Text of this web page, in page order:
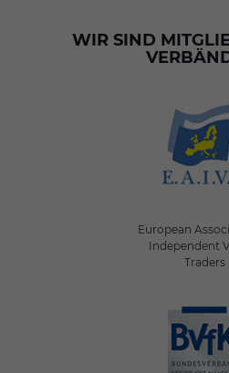
WIR SIND
European
Independent
Traders